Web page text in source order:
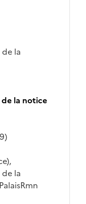
la
la notice
la